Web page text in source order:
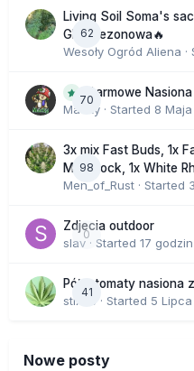
62
Living Soil Soma's
GHS sezonowa🔥
Wesoły Ogród Aliena
70
Darmowe
Macky · Started 8
98
3x mix Fast Buds, 1x
Moonrock, 1x White
Men_of_Rust · Started
0
Zdjecia outdoor
slav· Started 17
41
Półautomaty nasiona
stix33
· Started 5 Lipca
Nowe posty